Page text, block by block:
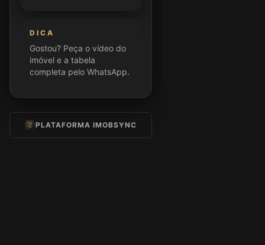
DICA
Gostou? Peça o vídeo do
imóvel e a tabela
completa pelo WhatsApp.
PLATAFORMA IMOBSYNC